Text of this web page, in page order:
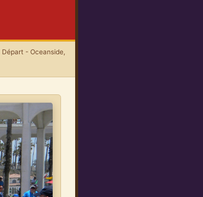
Départ - Oceanside,